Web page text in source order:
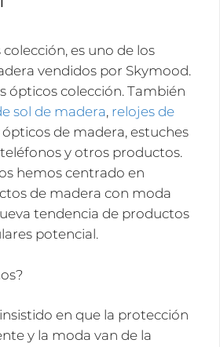
es uno de los
vendidos por Skymood.
ópticos colección. También
sol de madera, relojes de
ópticos de madera, estuches
y otros productos.
hemos centrado en
de madera con moda
tendencia de productos
potencial.
en que la protección
y la moda van de la